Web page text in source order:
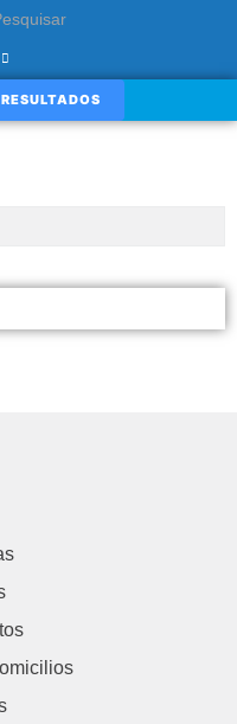
RESULTADOS